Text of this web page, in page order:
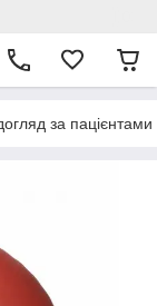
за пацієнтами